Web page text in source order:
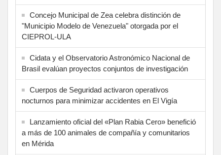
Concejo Municipal de Zea celebra distinción de
"Municipio Modelo de Venezuela" otorgada por el
CIEPROL-ULA
Cidata y el Observatorio Astronómico Nacional de
Brasil evalúan proyectos conjuntos de investigación
Cuerpos de Seguridad activaron operativos
nocturnos para minimizar accidentes en El Vigía
Lanzamiento oficial del «Plan Rabia Cero» benefició
a más de 100 animales de compañía y comunitarios
en Mérida